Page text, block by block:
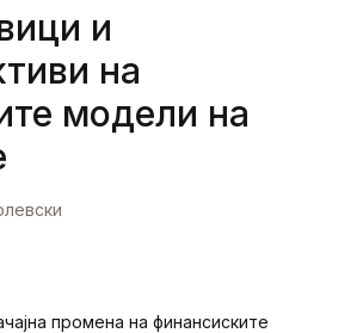
и
на
модели на
промена на финансиските